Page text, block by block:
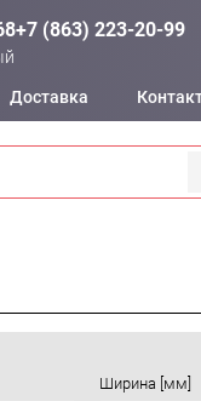
+7 (863) 223-20-99
Доставка
Ширина [мм]